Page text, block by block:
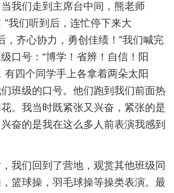
我们走到主席台中间，熊老师
”我们听到后，连忙停下来大
，齐心协力，勇创佳绩！”我们喊完
口号：“博学！省辨！自信！阳
有四个同学手上各拿着两朵太阳
班级的口号。他们跑到我们前面热
。我当时既紧张又兴奋，紧张的是
奋的是我在这么多人前表演我感到
我们回到了营地，观赏其他班级同
篮球操，羽毛球操等操类表演。最